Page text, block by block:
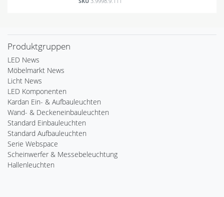
Produktgruppen
LED News
Möbelmarkt News
Licht News
LED Komponenten
Kardan Ein- & Aufbauleuchten
Wand- & Deckeneinbauleuchten
Standard Einbauleuchten
Standard Aufbauleuchten
Serie Webspace
Scheinwerfer & Messebeleuchtung
Hallenleuchten